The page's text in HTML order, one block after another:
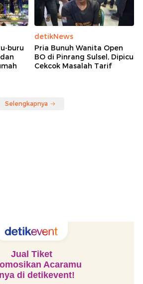
buru
detikNews
Pria Bunuh Wanita Open
BO di Pinrang Sulsel, Dipicu
Cekcok Masalah Tarif
Selengkapnya